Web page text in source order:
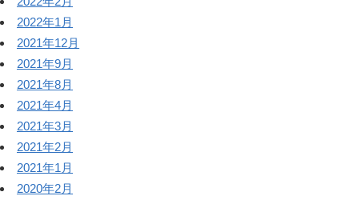
2022年1月
2021年12月
2021年9月
2021年8月
2021年4月
2021年3月
2021年2月
2021年1月
2020年2月